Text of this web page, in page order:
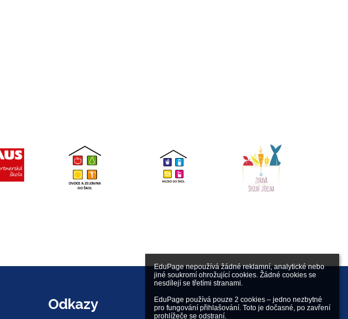
EduPage nepoužívá žádné reklamní, analytické nebo
jiné soukromí ohrožující cookies. Žádné cookies se
nesdílejí se třetími stranami.
EduPage používá pouze 2 cookies – jedno nezbytné
pro fungování přihlašování. Toto je dočasné, po zavření
prohlížeče se odstraní.
Odkazy